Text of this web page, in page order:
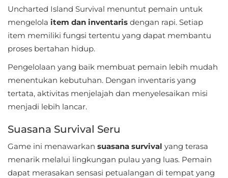
Music
&
Audio
Magazines
Parenting
Personalisasi
Personalization
Uncharted Island Survival menuntut pemain untuk
mengelola item dan inventaris dengan rapi. Setiap
item memiliki fungsi tertentu yang dapat membantu
proses bertahan hidup.
Pengelolaan yang baik membuat pemain lebih mudah
menentukan kebutuhan. Dengan inventaris yang
tertata, aktivitas menjelajah dan menyelesaikan misi
menjadi lebih lancar.
Suasana Survival Seru
Game ini menawarkan suasana survival yang terasa
menarik melalui lingkungan pulau yang luas. Pemain
dapat merasakan sensasi petualangan di tempat yang